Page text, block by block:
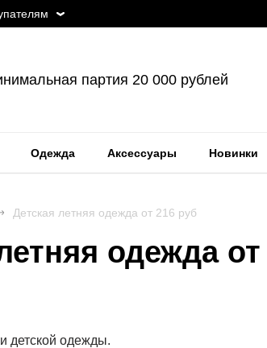
партия 20 000 рублей
Одежда Аксессуары Новинки
Детская летняя одежда от 216 руб
одежда
детской одежды.